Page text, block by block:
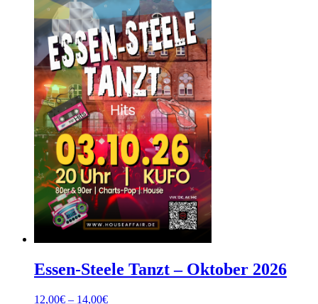
Essen-Steele Tanzt – Oktober 2026
12,00€ – 14,00€Preisspanne: